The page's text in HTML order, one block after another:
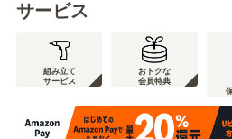
サービス
組み立て
サービス
おトクな
会員特典